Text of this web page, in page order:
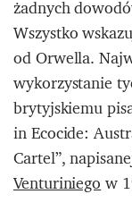
żadnych
Wszystko
od Orwella.
wykorzystanie
brytyjskiemu
in Ecocide:
Cartel”,
Venturiniegow